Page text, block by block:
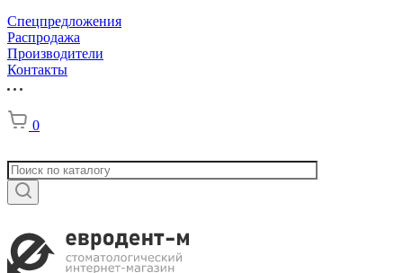
Спецпредложения
Распродажа
Производители
Контакты
0